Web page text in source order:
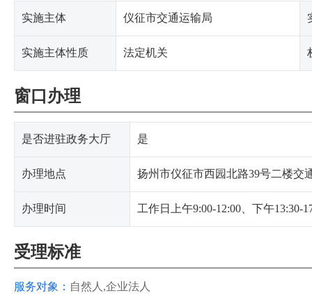
实施主体 仪征市交通运输局
实施主体性质 法定机关
窗口办理
是否进驻政务大厅 是
办理地点 扬州市仪征市西园北路39号二楼交
办理时间 工作日上午9:00-12:00、下午13:30-
受理标准
服务对象： 自然人,企业法人